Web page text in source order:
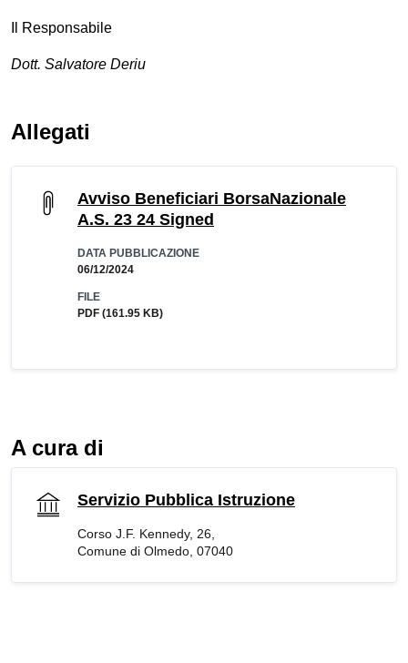
Il Responsabile
Dott. Salvatore Deriu
Allegati
Avviso Beneficiari BorsaNazionale
A.S. 23 24 Signed
DATA PUBBLICAZIONE
06/12/2024
FILE
PDF (161.95 KB)
A cura di
Servizio Pubblica Istruzione
Corso J.F. Kennedy, 26,
Comune di Olmedo, 07040